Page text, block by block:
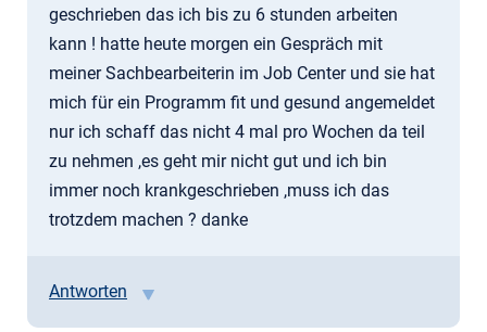
geschrieben das ich bis zu 6 stunden arbeiten
kann ! hatte heute morgen ein Gespräch mit
meiner Sachbearbeiterin im Job Center und sie hat
mich für ein Programm fit und gesund angemeldet
nur ich schaff das nicht 4 mal pro Wochen da teil
zu nehmen ,es geht mir nicht gut und ich bin
immer noch krankgeschrieben ,muss ich das
trotzdem machen ? danke
Antworten